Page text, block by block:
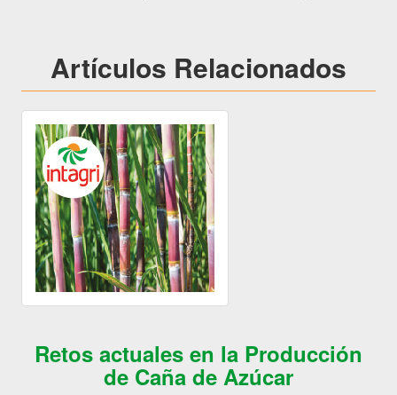
Artículos Relacionados
Retos actuales en la Producción
de Caña de Azúcar